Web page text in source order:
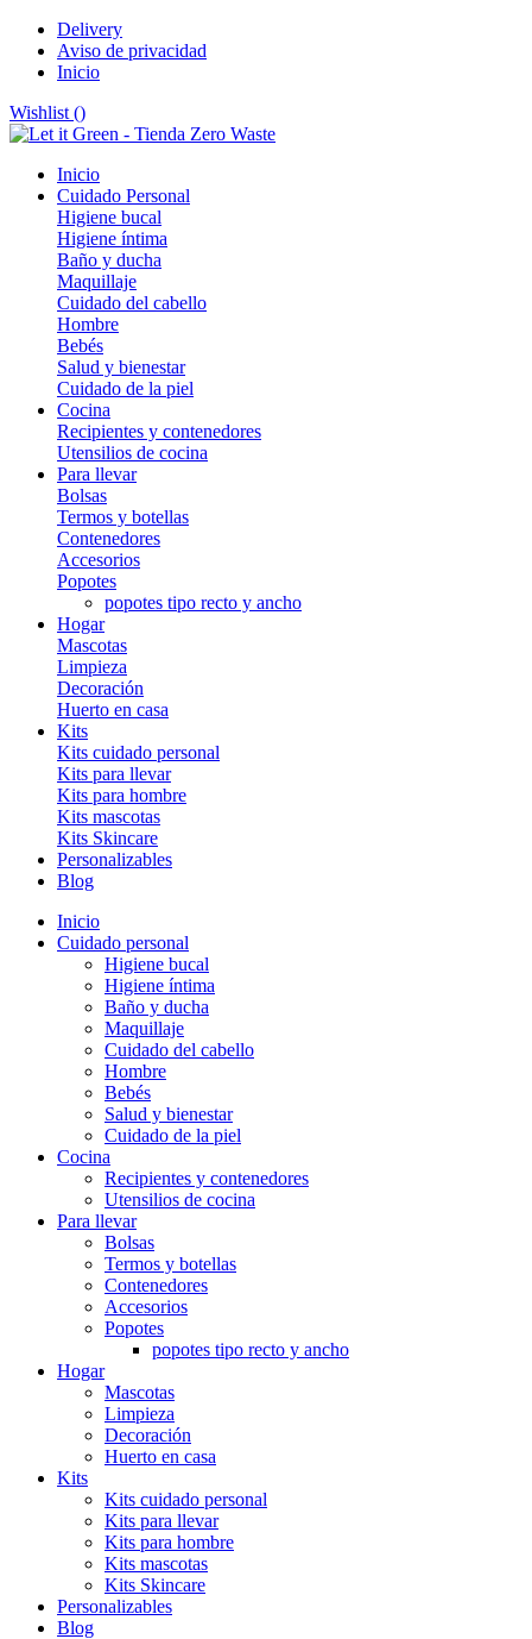
Delivery
Aviso de privacidad
Inicio
Wishlist ()
Inicio
Cuidado Personal
Higiene bucal
Higiene íntima
Baño y ducha
Maquillaje
Cuidado del cabello
Hombre
Bebés
Salud y bienestar
Cuidado de la piel
Cocina
Recipientes y contenedores
Utensilios de cocina
Para llevar
Bolsas
Termos y botellas
Contenedores
Accesorios
Popotes
popotes tipo recto y ancho
Hogar
Mascotas
Limpieza
Decoración
Huerto en casa
Kits
Kits cuidado personal
Kits para llevar
Kits para hombre
Kits mascotas
Kits Skincare
Personalizables
Blog
Inicio
Cuidado personal
Higiene bucal
Higiene íntima
Baño y ducha
Maquillaje
Cuidado del cabello
Hombre
Bebés
Salud y bienestar
Cuidado de la piel
Cocina
Recipientes y contenedores
Utensilios de cocina
Para llevar
Bolsas
Termos y botellas
Contenedores
Accesorios
Popotes
popotes tipo recto y ancho
Hogar
Mascotas
Limpieza
Decoración
Huerto en casa
Kits
Kits cuidado personal
Kits para llevar
Kits para hombre
Kits mascotas
Kits Skincare
Personalizables
Blog